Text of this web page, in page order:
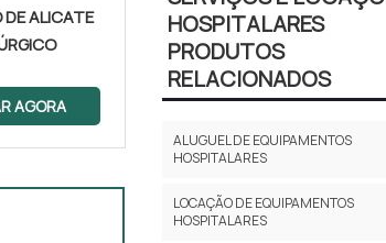
ALICATE
AGORA
HOSPITALARES
PRODUTOS
RELACIONADOS
ALUGUEL DE EQUIPAMENTOS
HOSPITALARES
LOCAÇÃO DE EQUIPAMENTOS
HOSPITALARES